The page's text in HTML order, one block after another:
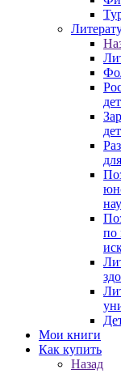
по
Мои книги
Как купить
Назад